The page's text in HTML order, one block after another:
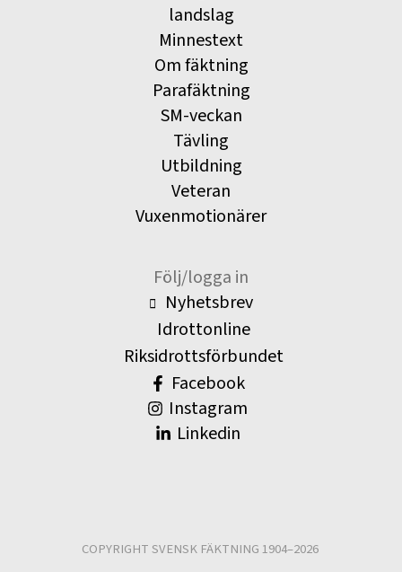
landslag
Minnestext
Om fäktning
Parafäktning
SM-veckan
Tävling
Utbildning
Veteran
Vuxenmotionärer
Följ/logga in
Nyhetsbrev
Idrottonline
Riksidrottsförbundet
Facebook
Instagram
Linkedin
COPYRIGHT SVENSK FÄKTNING 1904–2026